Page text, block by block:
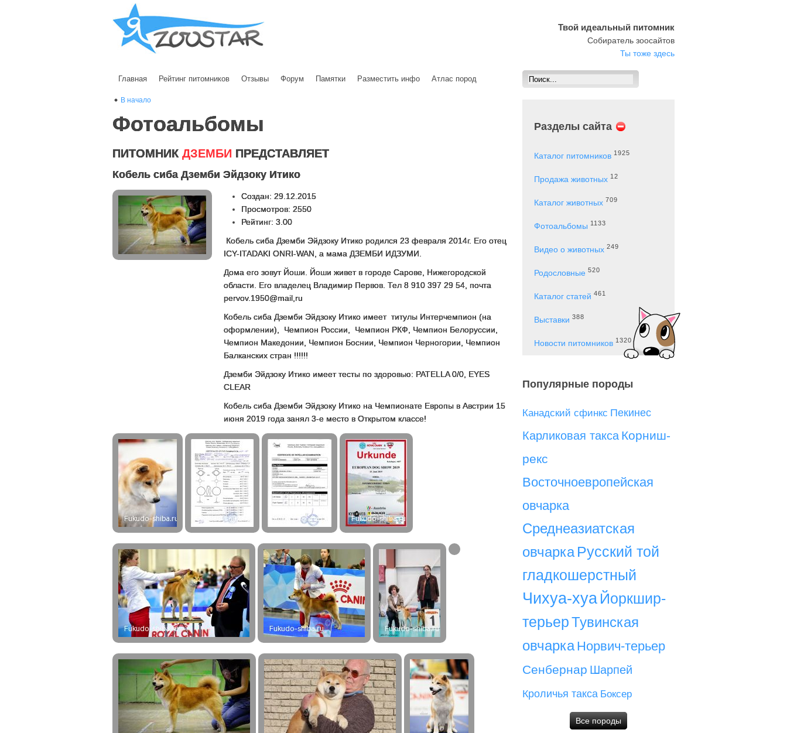
Твой идеальный питомник
Собиратель зоосайтов
Ты тоже здесь
Главная Рейтинг питомников Отзывы Форум Памятки Разместить инфо Атлас пород
В начало
Фотоальбомы
ПИТОМНИК ДЗЕМБИ ПРЕДСТАВЛЯЕТ
Кобель сиба Дземби Эйдзоку Итико
Создан: 29.12.2015
Просмотров: 2550
Рейтинг: 3.00
Кобель сиба Дземби Эйдзоку Итико родился 23 февраля 2014г. Его отец
ICY-ITADAKI ONRI-WAN, а мама ДЗЕМБИ ИДЗУМИ.
Дома его зовут Йоши. Йоши живет в городе Сарове, Нижегородской
области. Его владелец Владимир Первов. Тел 8 910 397 29 54, почта
pervov.1950@mail,ru
Кобель сиба Дземби Эйдзоку Итико имеет титулы Интерчемпион (на
оформлении), Чемпион России, Чемпион РКФ, Чемпион Белоруссии,
Чемпион Македонии, Чемпион Боснии, Чемпион Черногории, Чемпион
Балканских стран !!!!!!
Дземби Эйдзоку Итико имеет тесты по здоровью: PATELLA 0/0, EYES
CLEAR
Кобель сиба Дземби Эйдзоку Итико на Чемпионате Европы в Австрии 15
июня 2019 года занял 3-е место в Открытом классе!
Разделы сайта
Каталог питомников 1925
Продажа животных 12
Каталог животных 709
Фотоальбомы 1133
Видео о животных 249
Родословные 520
Каталог статей 461
Выставки 388
Новости питомников 1320
Популярные породы
Канадский сфинкс Пекинес
Карликовая такса Корниш-
рекс
Восточноевропейская
овчарка
Среднеазиатская
овчарка Русский той
гладкошерстный
Чихуа-хуа Йоркшир-
терьерТувинская
овчарка Норвич-терьер
Сенбернар Шарпей
Кроличья такса Боксер
Все породы